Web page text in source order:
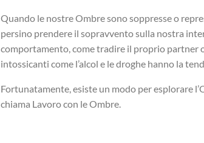
Quando le nostre Ombre sono soppresse o
persino prendere il sopravvento sulla nostra
comportamento, come tradire il proprio partner
intossicanti come l’alcol e le droghe hanno la
Fortunatamente, esiste un modo per esplorare
chiama Lavoro con le Ombre.